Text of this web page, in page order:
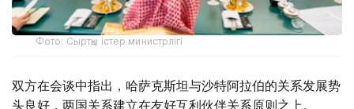
Фото: Сыртқы істер министрлігі
双方在会谈中指出，哈萨克斯坦与沙特阿拉伯的关系发展势
头良好，两国关系建立在友好互利伙伴关系原则之上。